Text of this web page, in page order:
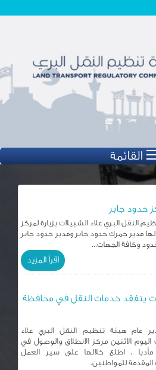
القائمة
حدود جابر
النقل البري علاء الشبيلات بزيارة لمركز
مدير جمرك حدود جابر ومدير حدود جابر
وكافة الجهات...
اقرأ المزيد
يتفقد خدمات النقل في محافظة
عام هيئة تنظيم النقل البري علاء
اليوم الاثنين مركز الانطلاق والوصول في
، اطلع خلالها على سير العمل
المقدمة للمواطنين.